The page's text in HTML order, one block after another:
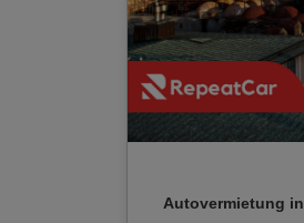
Autovermietung